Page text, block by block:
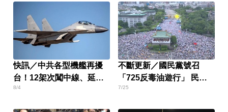
快訊／中共各型機艦再擾
台！12架次闖中線、延伸
線
8/4
不斷更新／國民黨號召
「725反毒油遊行」 民眾
凱道齊喊護食安
7/25